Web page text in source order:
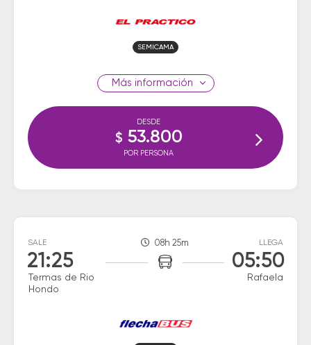
SEMICAMA
información
DESDE
$ 53.800
POR PERSONA
SALE
21:25
Termas de Rio
Hondo
08h 25m LLEGA
05:50
Rafaela